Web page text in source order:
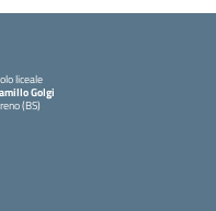
liceale
Golgi
(BS)